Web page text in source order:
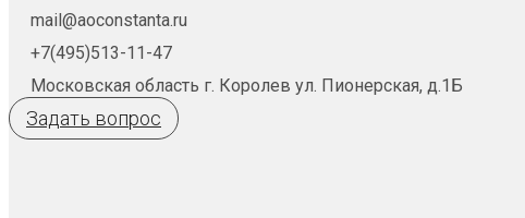
mail@aoconstanta.ru
+7(495)513-11-47
Московская область г. Королев ул. Пионерская, д.1Б
Задать вопрос